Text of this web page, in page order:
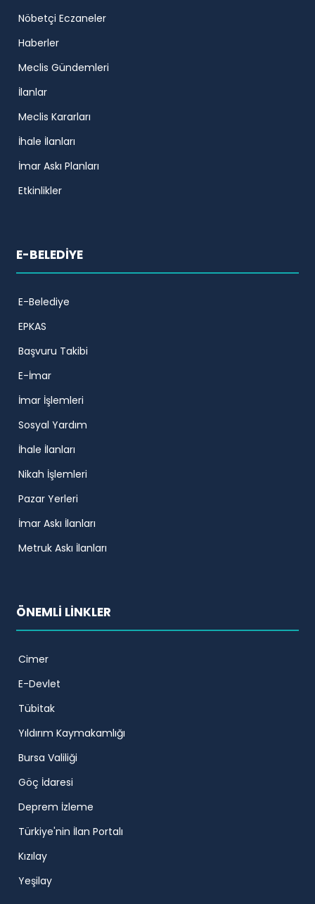
Nöbetçi Eczaneler
Haberler
Meclis Gündemleri
İlanlar
Meclis Kararları
İhale İlanları
İmar Askı Planları
Etkinlikler
E-BELEDİYE
E-Belediye
EPKAS
Başvuru Takibi
E-İmar
İmar İşlemleri
Sosyal Yardım
İhale İlanları
Nikah İşlemleri
Pazar Yerleri
İmar Askı İlanları
Metruk Askı İlanları
ÖNEMLİ LİNKLER
Cimer
E-Devlet
Tübitak
Yıldırım Kaymakamlığı
Bursa Valiliği
Göç İdaresi
Deprem İzleme
Türkiye'nin İlan Portalı
Kızılay
Yeşilay